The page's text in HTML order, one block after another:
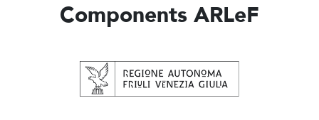
Components ARLeF